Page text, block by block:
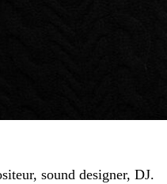
sound designer, DJ.